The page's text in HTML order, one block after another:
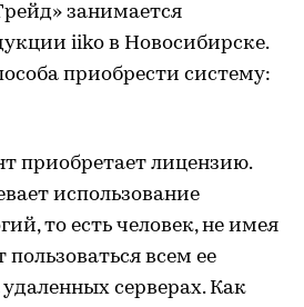
занимается
iiko в Новосибирске.
приобрести систему:
приобретает лицензию.
использование
то есть человек, не имея
всем ее
серверах. Как